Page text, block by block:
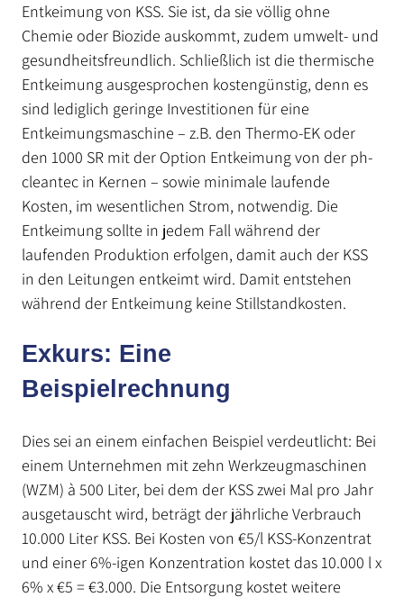
Entkeimung von KSS. Sie ist, da sie völlig ohne
Chemie oder Biozide auskommt, zudem umwelt- und
gesundheitsfreundlich. Schließlich ist die thermische
Entkeimung ausgesprochen kostengünstig, denn es
sind lediglich geringe Investitionen für eine
Entkeimungsmaschine – z.B. den Thermo-EK oder
den 1000 SR mit der Option Entkeimung von der ph-
cleantec in Kernen – sowie minimale laufende
Kosten, im wesentlichen Strom, notwendig. Die
Entkeimung sollte in jedem Fall während der
laufenden Produktion erfolgen, damit auch der KSS
in den Leitungen entkeimt wird. Damit entstehen
während der Entkeimung keine Stillstandkosten.
Exkurs: Eine
Beispielrechnung
Dies sei an einem einfachen Beispiel verdeutlicht: Bei
einem Unternehmen mit zehn Werkzeugmaschinen
(WZM) à 500 Liter, bei dem der KSS zwei Mal pro Jahr
ausgetauscht wird, beträgt der jährliche Verbrauch
10.000 Liter KSS. Bei Kosten von €5/l KSS-Konzentrat
und einer 6%-igen Konzentration kostet das 10.000 l x
6% x €5 = €3.000. Die Entsorgung kostet weitere